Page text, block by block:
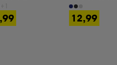
Olohousut,
12,99